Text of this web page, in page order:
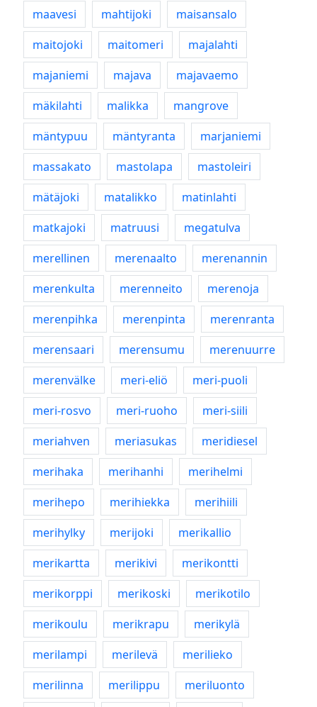
maavesi
mahtijoki
maisansalo
maitojoki
maitomeri
majalahti
majaniemi
majava
majavaemo
mäkilahti
malikka
mangrove
mäntypuu
mäntyranta
marjaniemi
massakato
mastolapa
mastoleiri
mätäjoki
matalikko
matinlahti
matkajoki
matruusi
megatulva
merellinen
merenaalto
merenannin
merenkulta
merenneito
merenoja
merenpihka
merenpinta
merenranta
merensaari
merensumu
merenuurre
merenvälke
meri-eliö
meri-puoli
meri-rosvo
meri-ruoho
meri-siili
meriahven
meriasukas
meridiesel
merihaka
merihanhi
merihelmi
merihepo
merihiekka
merihiili
merihylky
merijoki
merikallio
merikartta
merikivi
merikontti
merikorppi
merikoski
merikotilo
merikoulu
merikrapu
merikylä
merilampi
merilevä
merilieko
merilinna
merilippu
meriluonto